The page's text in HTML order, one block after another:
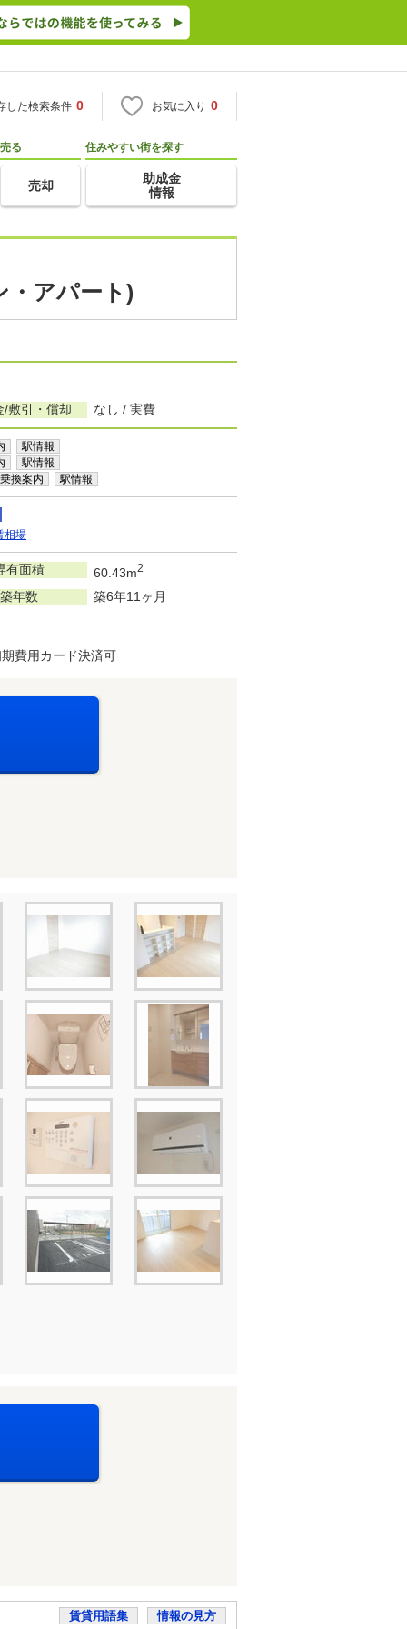
した検索条件 0 お気に入り 0
売る
売却
住みやすい街を探す
助成金
情報
・アパート)
/敷引・償却 なし / 実費
駅情報
駅情報
乗換案内 駅情報
相場
有面積 60.43m2
築年数 築6年11ヶ月
費用カード決済可
賃貸用語集 情報の見方